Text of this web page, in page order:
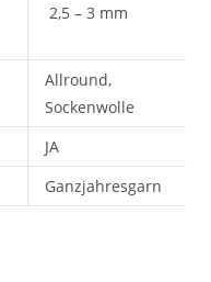
2,5 – 3 mm
Allround,
Sockenwolle
JA
Ganzjahresgarn